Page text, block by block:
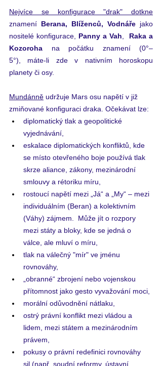
Nejvíce se konfigurace "drak" dotkne
znamení Berana, Blíženců, Vodnáře jako
nositelé konfigurace, Panny a Vah
Raka a
Kozoroha na počátku znamení (0°–
5°), máte-li zde v nativním horoskopu
planety či osy.
Mundánně udržuje Mars osu napětí v již
zmiňované konfiguraci draka. Očekávat lze:
diplomatický tlak a geopolitické
vyjednávání,
eskalace diplomatických konfliktů, kde
se místo otevřeného boje používá tlak
skrze aliance, zákony, mezinárodní
smlouvy a rétoriku míru,
rostoucí napětí mezi „Já“ a „My“ – mezi
individuálním (Beran) a kolektivním
(Váhy) zájmem.  Může jít o rozpory
mezi státy a bloky, kde se jedná o
válce, ale mluví o míru,
tlak na válečný "mír" ve jménu
rovnováhy,
„obranné“ zbrojení nebo vojenskou
přítomnost jako gesto vyvažování moci,
morální odůvodnění nátlaku,
ostrý právní konflikt mezi vládou a
lidem, mezi státem a mezinárodním
právem,
pokusy o právní redefinici rovnováhy
sil (např. soudní reformy, ústavní